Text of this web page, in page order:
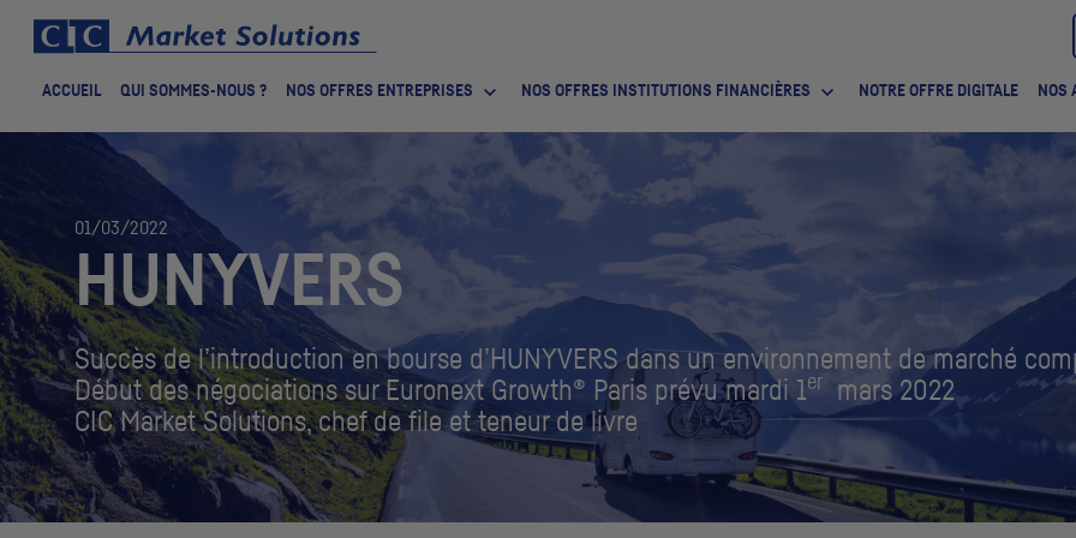
ACCUEIL QUI SOMMES-NOUS ? NOS OFFRES ENTREPRISES NOS OFFRES INSTITUTIONS FINANCIÈRES NOTRE OFFRE DIGITALE NOS
01/03/2022
HUNYVERS
Succès de l’introduction en bourse d’HUNYVERS dans un environnement de marché
Début des négociations sur Euronext Growth® Paris prévu mardi 1er
mars 2022
CICMarket Solutions, chef de file et teneur de livre